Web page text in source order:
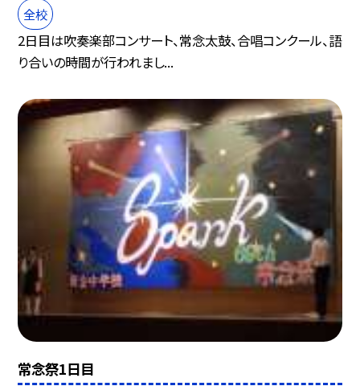
全校
2日目は吹奏楽部コンサート、常念太鼓、合唱コンクール、語
り合いの時間が行われまし...
常念祭1日目